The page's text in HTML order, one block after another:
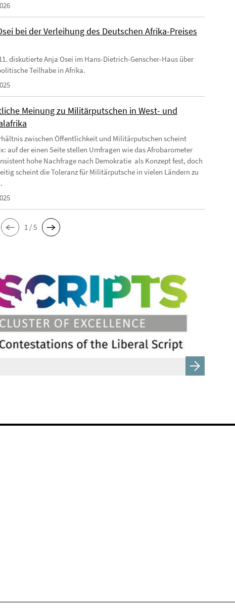
bei der Verleihung des Deutschen Afrika-Preises
diskutierte Anja Osei im Hans-Dietrich-Genscher-Haus über
Teilhabe in Afrika.
Meinung zu Militärputschen in West- und
zwischen Öffentlichkeit und Militärputschen scheint
auf der einen Seite stellen Umfragen wie das Afrobarometer
hohe Nachfrage nach Demokratie als Konzept fest, doch
scheint die Toleranz für Militärputsche in vielen Ländern zu
1 / 5